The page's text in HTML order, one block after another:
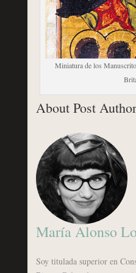
Miniatura de los
About Post Author
María Alonso
Soy titulada superior en